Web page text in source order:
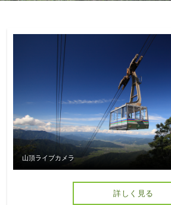
山頂ライブカメラ
詳しく見る